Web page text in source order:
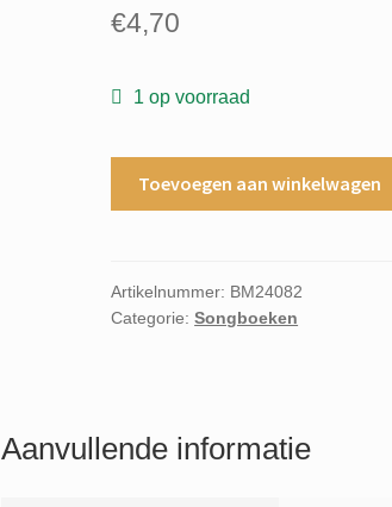
€4,70
1 op voorraad
Successen
10
eenvoudige
Toevoegen aan winkelwagen
Artikelnummer: BM24082
Categorie:Songboeken
Aanvullende informatie